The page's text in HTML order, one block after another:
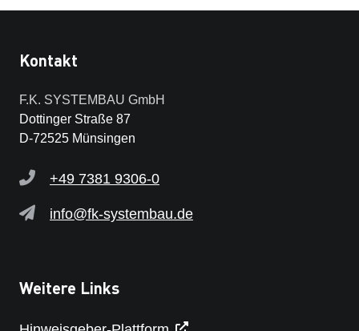
Kontakt
F.K. SYSTEMBAU GmbH
Dottinger Straße 87
D-72525 Münsingen
+49 7381 9306-0
info@fk-systembau.de
Weitere Links